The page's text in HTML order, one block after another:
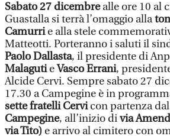
Sabato 27 dicembrealle ore 10 al
Guastalla si terrà l’omaggio alla
Camurrie alla stele
Matteotti. Porteranno i saluti il
Paolo Dallasta, il presidente di
MalagutieVasco Errani,
Alcide Cervi. Sempre sabato 27
17.30 a Campegine è in
sette fratelli Cervicon partenza
Campegine, all’inizio divia
via Tito) e arrivo al cimitero con